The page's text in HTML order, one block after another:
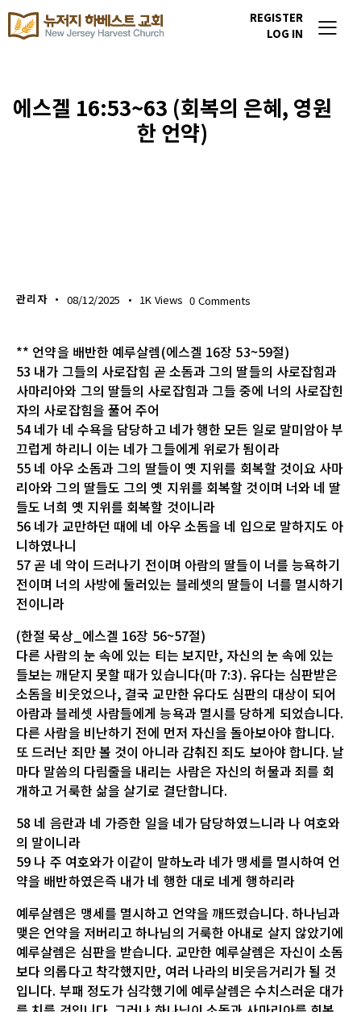
REGISTER
LOG IN
에스겔 16:53~63 (회복의 은혜, 영원
한 언약)
관리자 08/12/2025 1K Views 0 Comments
** 언약을 배반한 예루살렘(에스겔 16장 53~59절)
53 내가 그들의 사로잡힘 곧 소돔과 그의 딸들의 사로잡힘과
사마리아와 그의 딸들의 사로잡힘과 그들 중에 너의 사로잡힌
자의 사로잡힘을 풀어 주어
54 네가 네 수욕을 담당하고 네가 행한 모든 일로 말미암아 부
끄럽게 하리니 이는 네가 그들에게 위로가 됨이라
55 네 아우 소돔과 그의 딸들이 옛 지위를 회복할 것이요 사마
리아와 그의 딸들도 그의 옛 지위를 회복할 것이며 너와 네 딸
들도 너희 옛 지위를 회복할 것이니라
56 네가 교만하던 때에 네 아우 소돔을 네 입으로 말하지도 아
니하였나니
57 곧 네 악이 드러나기 전이며 아람의 딸들이 너를 능욕하기
전이며 너의 사방에 둘러있는 블레셋의 딸들이 너를 멸시하기
전이니라
(한절 묵상_에스겔 16장 56~57절)
다른 사람의 눈 속에 있는 티는 보지만, 자신의 눈 속에 있는
들보는 깨닫지 못할 때가 있습니다(마 7:3). 유다는 심판받은
소돔을 비웃었으나, 결국 교만한 유다도 심판의 대상이 되어
아람과 블레셋 사람들에게 능욕과 멸시를 당하게 되었습니다.
다른 사람을 비난하기 전에 먼저 자신을 돌아보아야 합니다.
또 드러난 죄만 볼 것이 아니라 감춰진 죄도 보아야 합니다. 날
마다 말씀의 다림줄을 내리는 사람은 자신의 허물과 죄를 회
개하고 거룩한 삶을 살기로 결단합니다.
58 네 음란과 네 가증한 일을 네가 담당하였느니라 나 여호와
의 말이니라
59 나 주 여호와가 이같이 말하노라 네가 맹세를 멸시하여 언
약을 배반하였은즉 내가 네 행한 대로 네게 행하리라
예루살렘은 맹세를 멸시하고 언약을 깨뜨렸습니다. 하나님과
맺은 언약을 저버리고 하나님의 거룩한 아내로 살지 않았기에
예루살렘은 심판을 받습니다. 교만한 예루살렘은 자신이 소돔
보다 의롭다고 착각했지만, 여러 나라의 비웃음거리가 될 것
입니다. 부패 정도가 심각했기에 예루살렘은 수치스러운 대가